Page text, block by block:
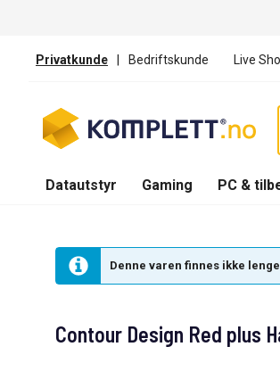
Privatkunde | Bedriftskunde Live
Datautstyr Gaming PC &
Denne varen finnes ikke
Contour Design Red plus